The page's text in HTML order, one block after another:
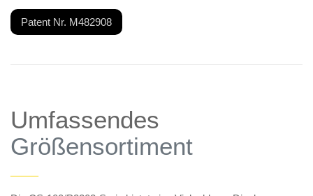
Patent Nr. M482908
Umfassendes
Größensortiment
——